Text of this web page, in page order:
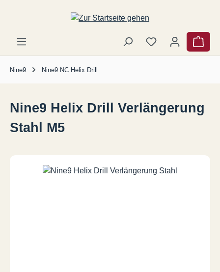
Zum Hauptinhalt springen
Nine9 Nine9 NC Helix Drill
Nine9 Helix Drill Verlängerung
Stahl M5